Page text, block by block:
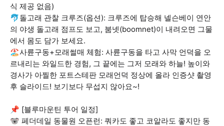
식 제공 없음)
🐬돌고래 관찰 크루즈(옵션): 크루즈에 탑승해 넬슨베이 연안
의 야생 돌고래 점프도 보고, 붐넷(boomnet)이 내려오면 그물
에서 몸도 담가 보세요.
🏖️사륜구동+모래썰매 체험: 사륜구동을 타고 사막 언덕을 오
르내리는 와일드한 경험, 그 끝에는 그저 모래와 하늘! 높이와
경사가 아찔한 포트스테판 모래언덕 정상에 올라 인증샷 촬영
후 슬라이드! 보기보다 무섭지 않아요~!
📌 [블루마운틴 투어 일정]
🐨 페더데일 동물원 오픈런: 쿼카도 좋고 코알라도 좋지만 동